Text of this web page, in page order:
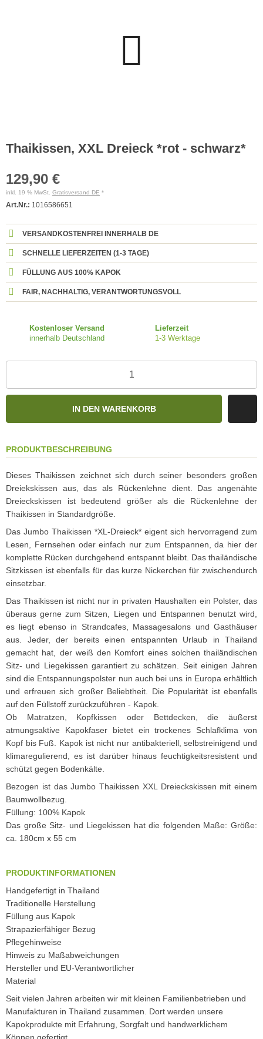
Thaikissen, XXL Dreieck *rot - schwarz*
129,90 €
inkl. 19 % MwSt. Gratisversand DE *
Art.Nr.: 1016586651
VERSANDKOSTENFREI INNERHALB DE
SCHNELLE LIEFERZEITEN (1-3 TAGE)
FÜLLUNG AUS 100% KAPOK
FAIR, NACHHALTIG, VERANTWORTUNGSVOLL
Kostenloser Versand
innerhalb Deutschland
Lieferzeit
1-3 Werktage
IN DEN WARENKORB
PRODUKTBESCHREIBUNG
Dieses Thaikissen zeichnet sich durch seiner besonders großen
Dreiekskissen aus, das als Rückenlehne dient. Das angenähte
Dreieckskissen ist bedeutend größer als die Rückenlehne der
Thaikissen in Standardgröße.
Das Jumbo Thaikissen *XL-Dreieck* eigent sich hervorragend zum
Lesen, Fernsehen oder einfach nur zum Entspannen, da hier der
komplette Rücken durchgehend entspannt bleibt. Das thailändische
Sitzkissen ist ebenfalls für das kurze Nickerchen für zwischendurch
einsetzbar.
Das Thaikissen ist nicht nur in privaten Haushalten ein Polster, das
überaus gerne zum Sitzen, Liegen und Entspannen benutzt wird,
es liegt ebenso in Strandcafes, Massagesalons und Gasthäuser
aus. Jeder, der bereits einen entspannten Urlaub in Thailand
gemacht hat, der weiß den Komfort eines solchen thailändischen
Sitz- und Liegekissen garantiert zu schätzen. Seit einigen Jahren
sind die Entspannungspolster nun auch bei uns in Europa erhältlich
und erfreuen sich großer Beliebtheit. Die Popularität ist ebenfalls
auf den Füllstoff zurückzuführen - Kapok.
Ob Matratzen, Kopfkissen oder Bettdecken, die äußerst
atmungsaktive Kapokfaser bietet ein trockenes Schlafklima von
Kopf bis Fuß. Kapok ist nicht nur antibakteriell, selbstreinigend und
klimaregulierend, es ist darüber hinaus feuchtigkeitsresistent und
schützt gegen Bodenkälte.
Bezogen ist das Jumbo Thaikissen XXL Dreieckskissen mit einem
Baumwollbezug.
Füllung: 100% Kapok
Das große Sitz- und Liegekissen hat die folgenden Maße: Größe:
ca. 180cm x 55 cm
PRODUKTINFORMATIONEN
Handgefertigt in Thailand
Traditionelle Herstellung
Füllung aus Kapok
Strapazierfähiger Bezug
Pflegehinweise
Hinweis zu Maßabweichungen
Hersteller und EU-Verantwortlicher
Material
Seit vielen Jahren arbeiten wir mit kleinen Familienbetrieben und
Manufakturen in Thailand zusammen. Dort werden unsere
Kapokprodukte mit Erfahrung, Sorgfalt und handwerklichem